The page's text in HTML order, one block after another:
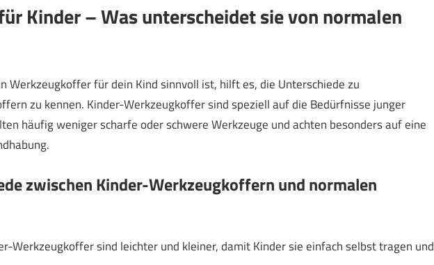
Kinder – Was unterscheidet sie von normalen
Werkzeugkoffer für dein Kind sinnvoll ist, hilft es, die Unterschiede zu
zu kennen. Kinder-Werkzeugkoffer sind speziell auf die Bedürfnisse junger
häufig weniger scharfe oder schwere Werkzeuge und achten besonders auf eine
zwischen Kinder-Werkzeugkoffern und normalen
Werkzeugkoffer sind leichter und kleiner, damit Kinder sie einfach selbst tragen und